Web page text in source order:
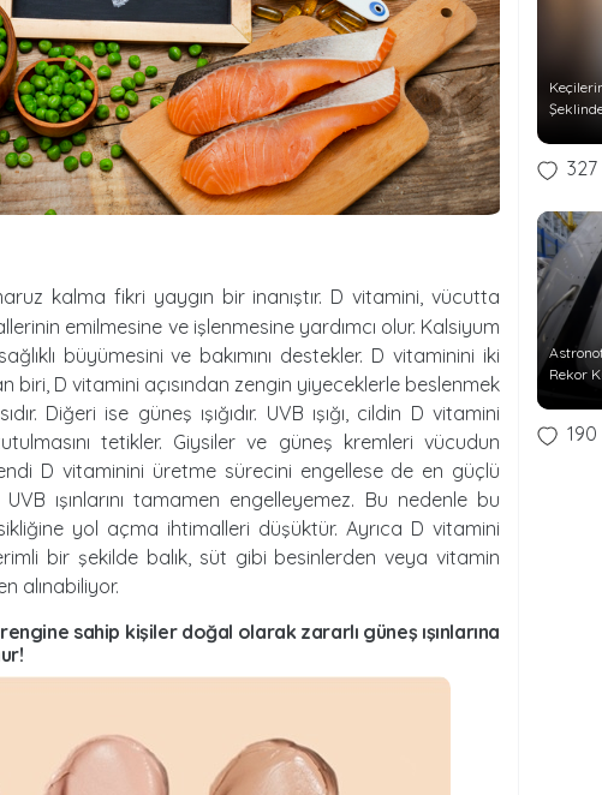
kalma fikri yaygın bir inanıştır. D vitamini, vücutta
emilmesine ve işlenmesine yardımcı olur. Kalsiyum
büyümesini ve bakımını destekler. D vitaminini iki
biri, D vitamini açısından zengin yiyeceklerle beslenmek
Diğeri ise güneş ışığıdır. UVB ışığı, cildin D vitamini
tetikler. Giysiler ve güneş kremleri vücudun
D vitaminini üretme sürecini engellese de en güçlü
ışınlarını tamamen engelleyemez. Bu nedenle bu
yol açma ihtimalleri düşüktür. Ayrıca D vitamini
bir şekilde balık, süt gibi besinlerden veya vitamin
alınabiliyor.
327
Rekor
190